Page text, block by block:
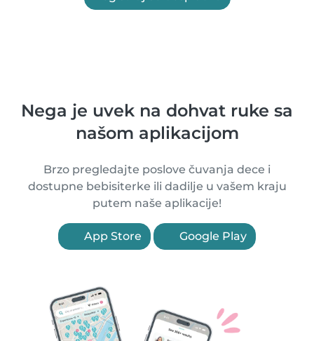
Nega je uvek na dohvat ruke sa
našom aplikacijom
Brzo pregledajte poslove čuvanja dece i
dostupne bebisiterke ili dadilje u vašem kraju
putem naše aplikacije!
App Store Google Play